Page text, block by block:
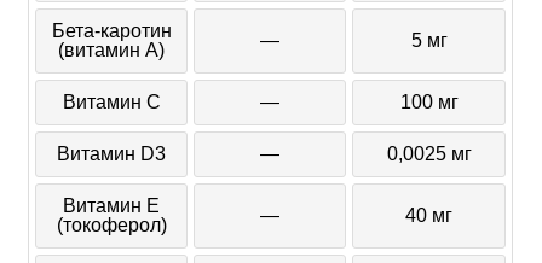
Бета-каротин
(витамин А)
— 5 мг
Витамин C — 100 мг
Витамин D3 — 0,0025 мг
Витамин Е
(токоферол)
— 40 мг